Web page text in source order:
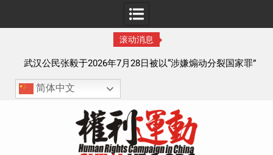
滚动消息
武汉公民张毅于2026年7月28日被以“涉嫌煽动分裂国家罪”
执行逮捕 目前羁押在拉萨市看守所
简体中文